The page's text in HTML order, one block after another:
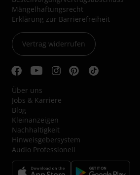
Mängelhaftungsrecht
Erklärung zur Barrierefreiheit
Vertrag widerrufen
Über uns
Jobs & Karriere
Blog
Kleinanzeigen
Nachhaltigkeit
Hinweisgebersystem
Audio Professionell